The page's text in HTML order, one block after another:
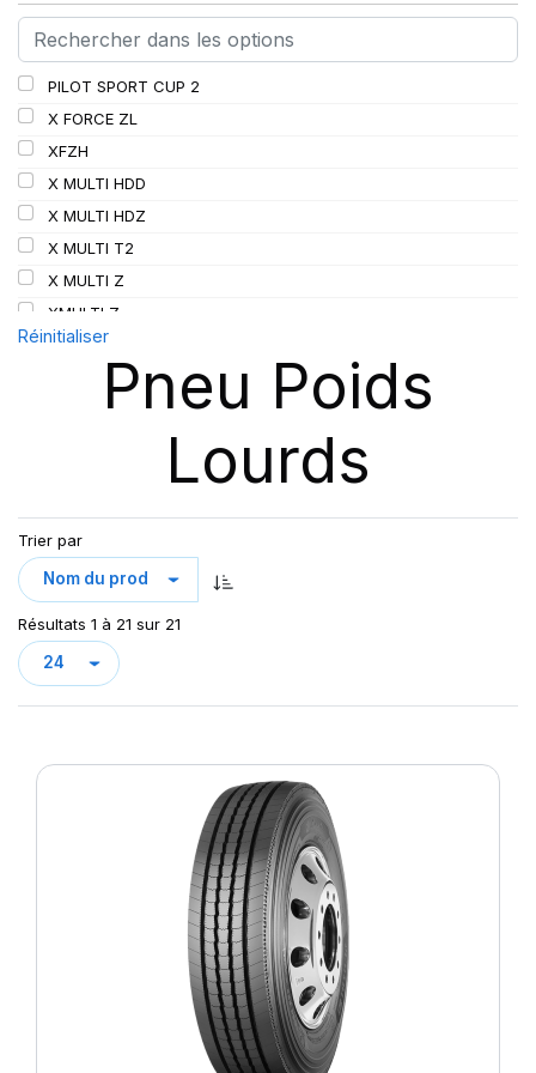
PILOT SPORT CUP 2
X FORCE ZL
XFZH
X MULTI HDD
X MULTI HDZ
X MULTI T2
X MULTI Z
XMULTI Z
XMZ
XWORKS HDD
XZL
XZY3
Réinitialiser
Pneu Poids
Lourds
Trier par
Résultats 1 à 21 sur 21